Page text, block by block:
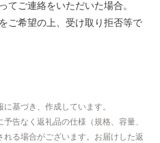
ご連絡をいただいた場合。
ご希望の上、受け取り拒否等で
基づき、作成しています。
告なく返礼品の仕様（規格、容量、
る場合がございます。お届けした返